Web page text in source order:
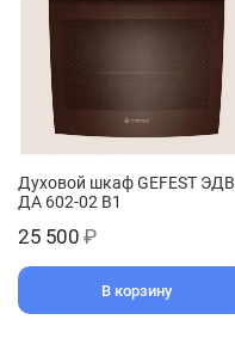
Духовой шкаф GEFEST ЭДВ
ДА 602-02 В1
25 500 ₽
В корзину